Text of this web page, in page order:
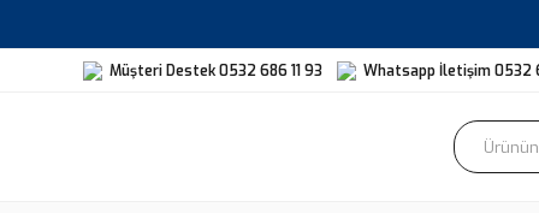
Müşteri Destek 0532 686 11 93 Whatsapp İletişim 0532